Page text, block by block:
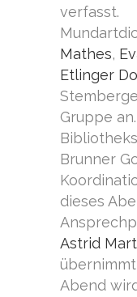
verfasst.
Mathes,
Etlinger
Gruppe
Brunner
dieses
Astrid
Abend